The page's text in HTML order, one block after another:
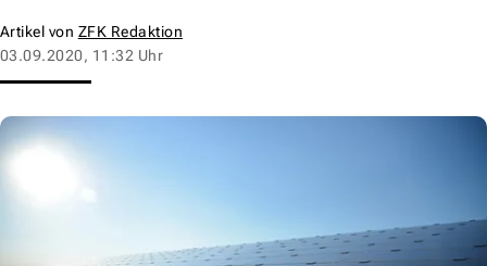
Artikel von ZFK Redaktion
03.09.2020, 11:32 Uhr